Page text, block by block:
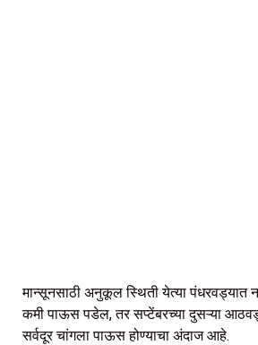
मान्सूनसाठी अनुकूल स्थिती येत्या पंधरवड्यात
कमी पाऊस पडेल, तर सप्टेंबरच्या दुसऱ्या
सर्वदूर चांगला पाऊस होण्याचा अंदाज आहे.